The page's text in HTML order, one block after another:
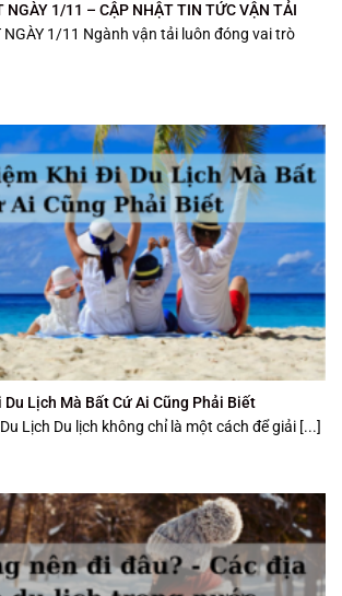
NGÀY 1/11 – CẬP NHẬT TIN TỨC VẬN TẢI
NGÀY 1/11 Ngành vận tải luôn đóng vai trò
Lịch Mà Bất Cứ Ai Cũng Phải Biết
Lịch Du lịch không chỉ là một cách để giải [...]